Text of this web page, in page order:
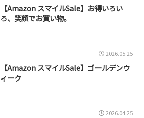
【Amazon スマイルSale】お得いろい
ろ、笑顔でお買い物。
2026.05.25
【Amazon スマイルSale】ゴールデンウ
ィーク
2026.04.25